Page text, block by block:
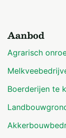
Aanbod
Agrarisch
Boerderijen te